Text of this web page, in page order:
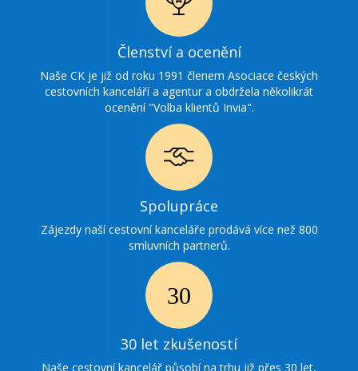
Ikonka
ocenění
Členství a ocenění
Naše CK je již od roku 1991 členem Asociace českých
cestovních kanceláří a agentur a obdržela několikrát
ocenění "Volba klientů Invia".
Ikonka
spolupráce
Spolupráce
Zájezdy naší cestovní kanceláře prodává více než 800
smluvních partnerů.
30 Ikonka
zkušenosti
30 let zkušeností
Naše cestovní kancelář působí na trhu již přes 30 let,